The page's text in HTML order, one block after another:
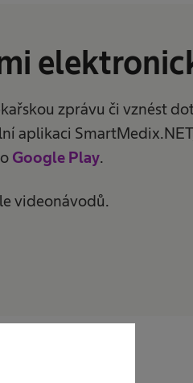
zprávu či vznést
aplikaci
Google Play.
videonávodů.